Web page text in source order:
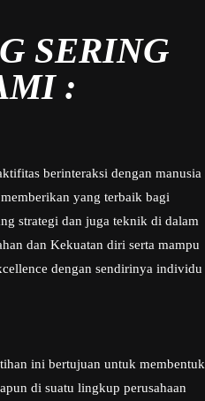
SERING
:
berinteraksi dengan manusia
yang terbaik bagi
strategi dan juga teknik di dalam
dan Kekuatan diri serta mampu
dengan sendirinya individu
ini bertujuan untuk membentuk
di suatu lingkup perusahaan